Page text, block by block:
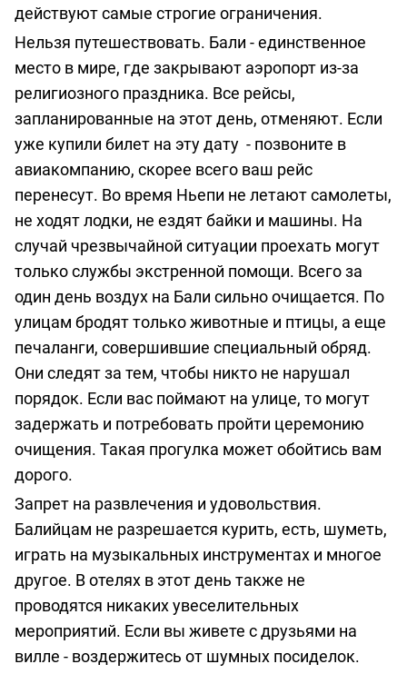
действуют самые строгие ограничения.
Нельзя путешествовать. Бали - единственное
место в мире, где закрывают аэропорт из-за
религиозного праздника. Все рейсы,
запланированные на этот день, отменяют. Если
уже купили билет на эту дату - позвоните в
авиакомпанию, скорее всего ваш рейс
перенесут. Во время Ньепи не летают самолеты,
не ходят лодки, не ездят байки и машины. На
случай чрезвычайной ситуации проехать могут
только службы экстренной помощи. Всего за
один день воздух на Бали сильно очищается. По
улицам бродят только животные и птицы, а еще
печаланги, совершившие специальный обряд.
Они следят за тем, чтобы никто не нарушал
порядок. Если вас поймают на улице, то могут
задержать и потребовать пройти церемонию
очищения. Такая прогулка может обойтись вам
дорого.
Запрет на развлечения и удовольствия.
Балийцам не разрешается курить, есть, шуметь,
играть на музыкальных инструментах и многое
другое. В отелях в этот день также не
проводятся никаких увеселительных
мероприятий. Если вы живете с друзьями на
вилле - воздержитесь от шумных посиделок.